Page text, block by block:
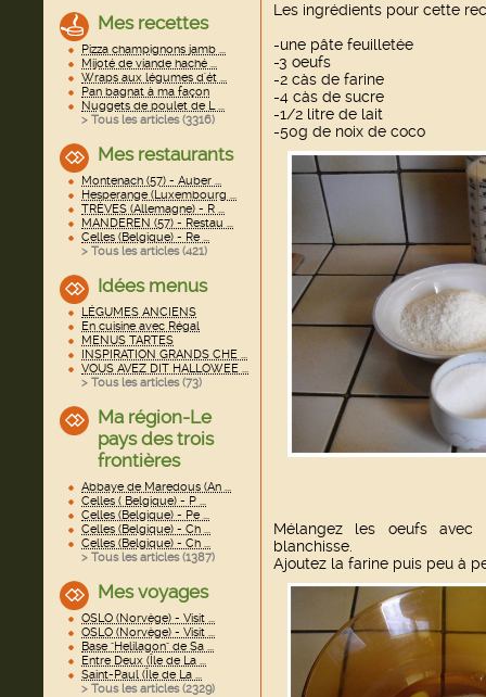
Mes recettes
Pizza champignons jamb ...
Mijoté de viande haché ...
Wraps aux légumes d'ét ...
Pan bagnat à ma façon
Nuggets de poulet de L ...
> Tous les articles (3316)
Mes restaurants
Montenach (57) - Auber ...
Hesperange (Luxembourg ...
TRÈVES (Allemagne) - R ...
MANDEREN (57) - Restau ...
Celles (Belgique) - Re ...
> Tous les articles (421)
Idées menus
LÉGUMES ANCIENS
En cuisine avec Régal
MENUS TARTES
INSPIRATION GRANDS CHE ...
VOUS AVEZ DIT HALLOWEE ...
> Tous les articles (73)
Ma région-Le
pays des trois
frontières
Abbaye de Maredous (An ...
Celles ( Belgique) - P ...
Celles (Belgique) - Pe ...
Celles (Belgique) - Ch ...
Celles (Belgique) - Ch ...
> Tous les articles (1387)
Mes voyages
OSLO (Norvège) - Visit ...
OSLO (Norvège) - Visit ...
Base "Helilagon" de Sa ...
Entre Deux (Île de La ...
Saint-Paul (Île de La ...
> Tous les articles (2329)
Les ingrédients pour cette
-une pâte feuilletée
-3 oeufs
-2 càs de farine
-4 càs de sucre
-1/2 litre de lait
-50g de noix de coco
Mélangez les oeufs
blanchisse.
Ajoutez la farine puis peu à